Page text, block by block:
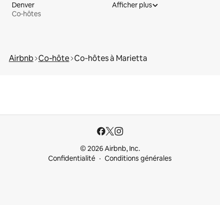
Denver
Co‑hôtes
Afficher plus
Airbnb Co‑hôte Co‑hôtes à Marietta
© 2026 Airbnb, Inc.
Confidentialité
Conditions générales